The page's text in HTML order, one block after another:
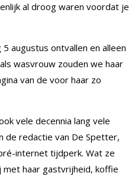
al droog waren voordat je
augustus ontvallen en alleen
wasvrouw zouden we haar
van de voor haar zo
vele decennia lang vele
de redactie van De Spetter,
internet tijdperk. Wat ze
haar gastvrijheid, koffie